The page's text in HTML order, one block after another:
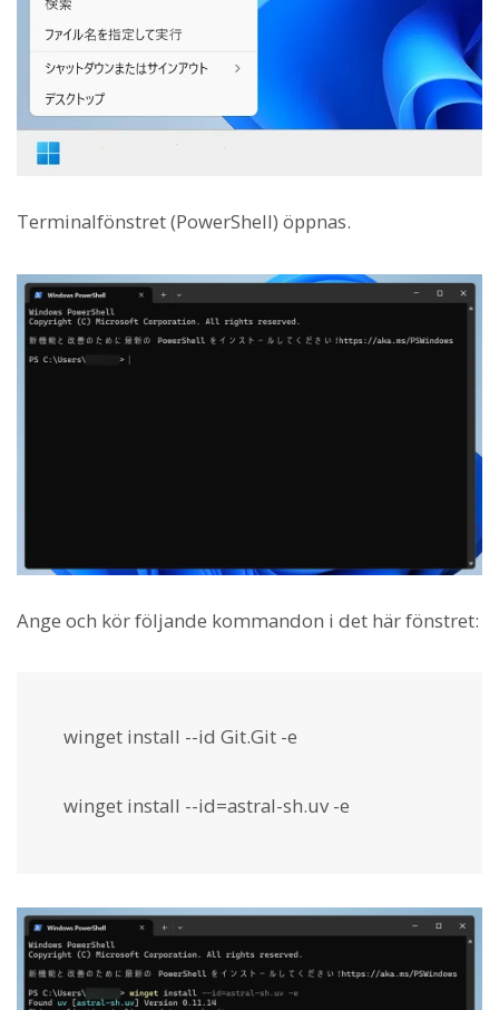
Terminalfönstret (PowerShell) öppnas.
Ange och kör följande kommandon i det här fönstret:
winget install --id Git.Git -e
winget install --id=astral-sh.uv -e